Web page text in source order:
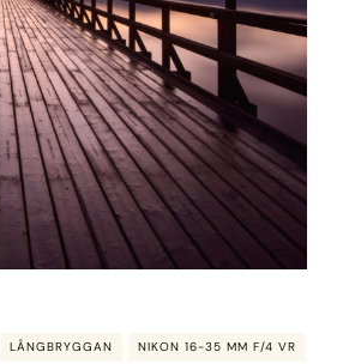
LÅNGBRYGGAN NIKON 16-35 MM F/4 VR